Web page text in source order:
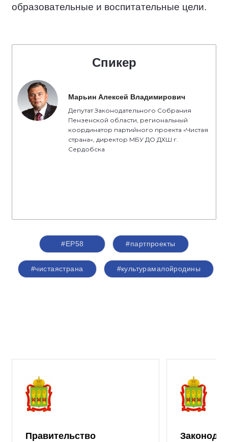
образовательные и воспитательные цели.
Спикер
Марьин Алексей Владимирович
Депутат Законодательного Собрания
Пензенской области, региональный
координатор партийного проекта «Чистая
страна», директор МБУ ДО ДХШ г.
Сердобска
#ЕР58 #партпроекты
#чистаястрана #культурамалойродины
Правительство